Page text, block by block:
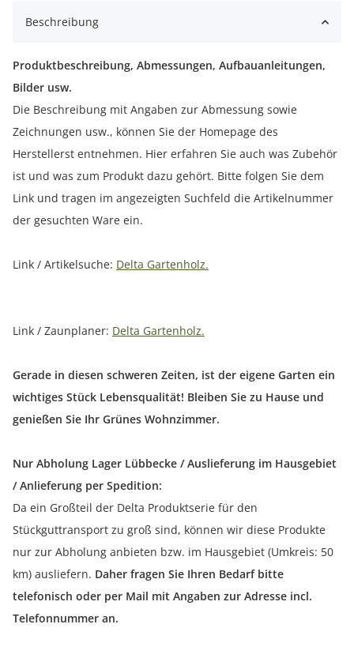
Beschreibung
Produktbeschreibung, Abmessungen, Aufbauanleitungen,
Bilder usw.
Die Beschreibung mit Angaben zur Abmessung sowie
Zeichnungen usw., können Sie der Homepage des
Herstellerst entnehmen. Hier erfahren Sie auch was Zubehör
ist und was zum Produkt dazu gehört. Bitte folgen Sie dem
Link und tragen im angezeigten Suchfeld die Artikelnummer
der gesuchten Ware ein.
Link / Artikelsuche: Delta Gartenholz.
Link / Zaunplaner: Delta Gartenholz.
Gerade in diesen schweren Zeiten, ist der eigene Garten ein
wichtiges Stück Lebensqualität! Bleiben Sie zu Hause und
genießen Sie Ihr Grünes Wohnzimmer.
Nur Abholung Lager Lübbecke / Auslieferung im Hausgebiet
/ Anlieferung per Spedition:
Da ein Großteil der Delta Produktserie für den
Stückguttransport zu groß sind, können wir diese Produkte
nur zur Abholung anbieten bzw. im Hausgebiet (Umkreis: 50
km) ausliefern. Daher fragen Sie Ihren Bedarf bitte
telefonisch oder per Mail mit Angaben zur Adresse incl.
Telefonnummer an.